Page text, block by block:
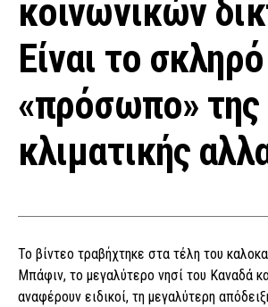
κοινωνικών
Είναι το σκληρό
«πρόσωπο» της
κλιματικής
To βίντεο τραβήχτηκε στα τέλη του
Μπάφιν, το μεγαλύτερο νησί του Καναδά
αναφέρουν ειδικοί, τη μεγαλύτερη